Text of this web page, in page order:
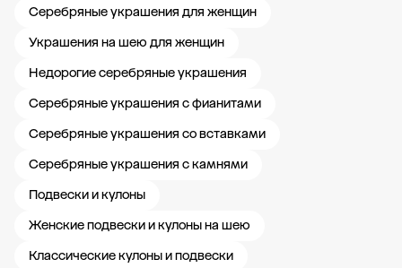
Серебряные украшения для женщин
Украшения на шею для женщин
Недорогие серебряные украшения
Серебряные украшения с фианитами
Серебряные украшения со вставками
Серебряные украшения с камнями
Подвески и кулоны
Женские подвески и кулоны на шею
Классические кулоны и подвески